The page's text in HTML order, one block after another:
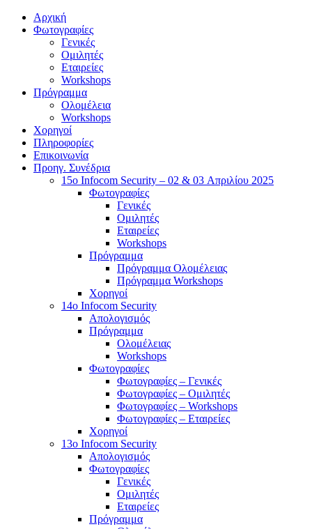
Αρχική
Φωτογραφίες
Γενικές
Ομιλητές
Εταιρείες
Workshops
Πρόγραμμα
Ολομέλεια
Workshops
Χορηγοί
Πληροφορίες
Επικοινωνία
Προηγ. Συνέδρια
15o Infocom Security – 02 & 03 Απριλίου 2025
Φωτογραφίες
Γενικές
Ομιλητές
Εταιρείες
Workshops
Πρόγραμμα
Πρόγραμμα Ολομέλειας
Πρόγραμμα Workshops
Χορηγοί
14o Infocom Security
Απολογισμός
Πρόγραμμα
Ολομέλειας
Workshops
Φωτογραφίες
Φωτογραφίες – Γενικές
Φωτογραφίες – Ομιλητές
Φωτογραφίες – Workshops
Φωτογραφίες – Εταιρείες
Χορηγοί
13o Infocom Security
Απολογισμός
Φωτογραφίες
Γενικές
Ομιλητές
Εταιρείες
Πρόγραμμα